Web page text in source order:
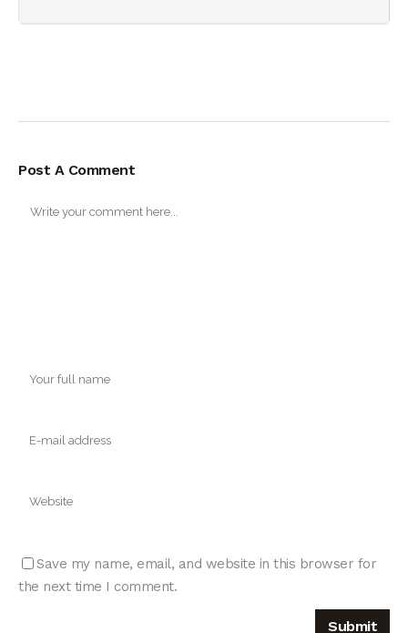
Post A Comment
Save my name, email, and website in this browser for
the next time I comment.